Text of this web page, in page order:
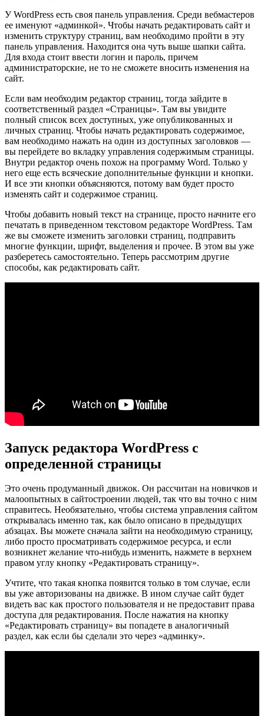
У WordPress есть своя панель управления. Среди вебмастеров
ее именуют «админкой». Чтобы начать редактировать сайт и
изменить структуру страниц, вам необходимо пройти в эту
панель управления. Находится она чуть выше шапки сайта.
Для входа стоит ввести логин и пароль, причем
администраторские, не то не сможете вносить изменения на
сайт.
Если вам необходим редактор страниц, тогда зайдите в
соответственный раздел «Страницы». Там вы увидите
полный список всех доступных, уже опубликованных и
личных страниц. Чтобы начать редактировать содержимое,
вам необходимо нажать на один из доступных заголовков —
вы перейдете во вкладку управления содержимым страницы.
Внутри редактор очень похож на программу Word. Только у
него еще есть всяческие дополнительные функции и кнопки.
И все эти кнопки объясняются, потому вам будет просто
изменять сайт и содержимое страниц.
Чтобы добавить новый текст на странице, просто начните его
печатать в приведенном текстовом редакторе WordPress. Там
же вы сможете изменить заголовки страниц, подправить
многие функции, шрифт, выделения и прочее. В этом вы уже
разберетесь самостоятельно. Теперь рассмотрим другие
способы, как редактировать сайт.
Запуск редактора WordPress с
определенной страницы
Это очень продуманный движок. Он рассчитан на новичков и
малоопытных в сайтостроении людей, так что вы точно с ним
справитесь. Необязательно, чтобы система управления сайтом
открывалась именно так, как было описано в предыдущих
абзацах. Вы можете сначала зайти на необходимую страницу,
либо просто просматривать содержимое ресурса, и если
возникнет желание что-нибудь изменить, нажмете в верхнем
правом углу кнопку «Редактировать страницу».
Учтите, что такая кнопка появится только в том случае, если
вы уже авторизованы на движке. В ином случае сайт будет
видеть вас как простого пользователя и не предоставит права
доступа для редактирования. После нажатия на кнопку
«Редактировать страницу» вы попадете в аналогичный
раздел, как если бы сделали это через «админку».